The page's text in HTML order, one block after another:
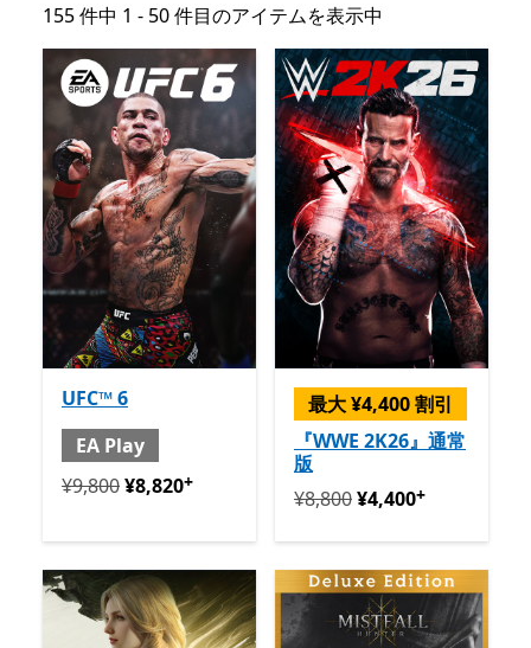
155 件中 1 - 50 件目のアイテムを表示中
155 件中 1 - 50 件目のアイテムを表示中
UFC™ 6
EA Play
定価 ¥9,800 今すぐ ¥8,820 と EA Play
アプリ内購入が
¥9,800¥8,820+
最大 ¥4,400 割引
『WWE 2K26』通常
版
定価 ¥8,800 今すぐ ¥4,400
¥8,800¥4,400+